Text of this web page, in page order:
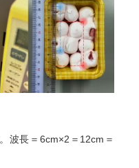
波長＝6cm×2＝12cm＝